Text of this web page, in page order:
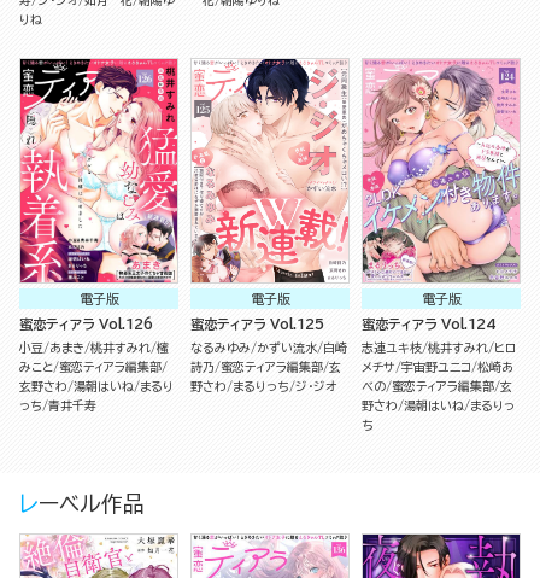
りね
電子版
蜜恋ティアラ Vol.126
小豆 あまき 桃井すみれ 櫁
みこと 蜜恋ティアラ編集部
玄野さわ 湯朝はいね
まるり
っち 青井千寿
電子版
蜜恋ティアラ Vol.125
なるみゆみ かずい流水 白崎
詩乃
蜜恋ティアラ編集部 玄
野さわ
まるりっち ジ・ジオ
電子版
蜜恋ティアラ Vol.124
志連ユキ枝 桃井すみれ
ヒロ
メチサ 宇宙野ユニコ 松崎あ
べの 蜜恋ティアラ編集部 玄
野さわ 湯朝はいね
まるりっ
ち
レーベル作品